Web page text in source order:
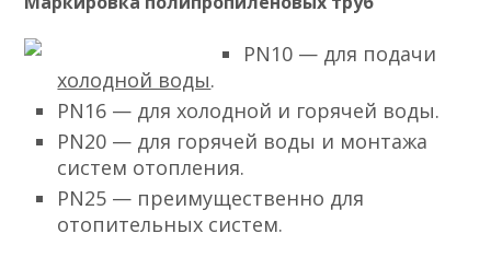
PN10 — для подачи
холодной воды.
PN16 — для холодной и горячей воды.
PN20 — для горячей воды и монтажа
систем отопления.
PN25 — преимущественно для
отопительных систем.